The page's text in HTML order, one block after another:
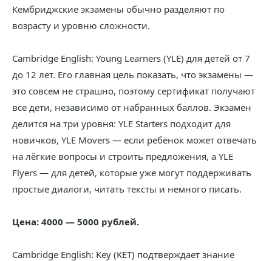
Кембриджские экзамены обычно разделяют по
возрасту и уровню сложности.
Cambridge English: Young Learners (YLE) для детей от 7
до 12 лет. Его главная цель показать, что экзамены —
это совсем не страшно, поэтому сертификат получают
все дети, независимо от набранных баллов. Экзамен
делится на три уровня: YLE Starters подходит для
новичков, YLE Movers — если ребёнок может отвечать
на лёгкие вопросы и строить предложения, а YLE
Flyers — для детей, которые уже могут поддерживать
простые диалоги, читать тексты и немного писать.
Цена: 4000 — 5000 рублей.
Cambridge English: Key (KET) подтверждает знание